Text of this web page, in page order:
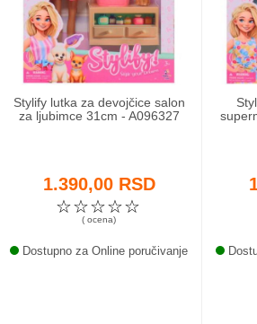
Stylify lutka za devojčice salon
za ljubimce 31cm - A096327
1.390,00 RSD
☆
☆
☆
☆
☆
( ocena)
Dostupno za Online poručivanje